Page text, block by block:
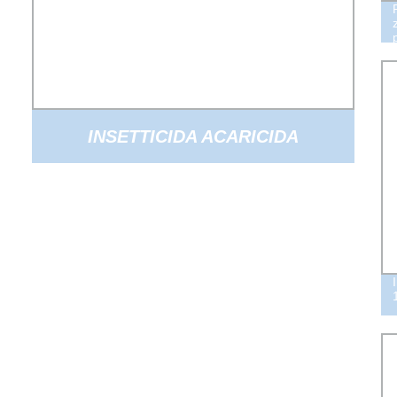
INSETTICIDA ACARICIDA